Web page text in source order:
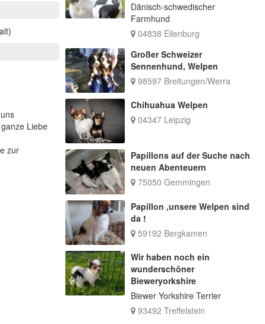
Liebe
zur
Dänisch-schwedischer
Farmhund
04838 Eilenburg
Großer Schweizer
Sennenhund, Welpen
98597 Breitungen/Werra
Chihuahua Welpen
04347 Leipzig
Papillons auf der Suche nach
neuen Abenteuern
75050 Gemmingen
Papillon ,unsere Welpen sind
da !
59192 Bergkamen
Wir haben noch ein
wunderschöner
Bieweryorkshire
Biewer Yorkshire Terrier
93492 Treffelstein